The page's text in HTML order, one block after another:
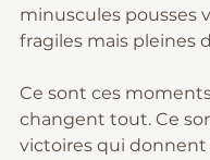
minuscules pousses
fragiles mais pleines
Ce sont ces
changent tout. Ce
victoires qui donnent